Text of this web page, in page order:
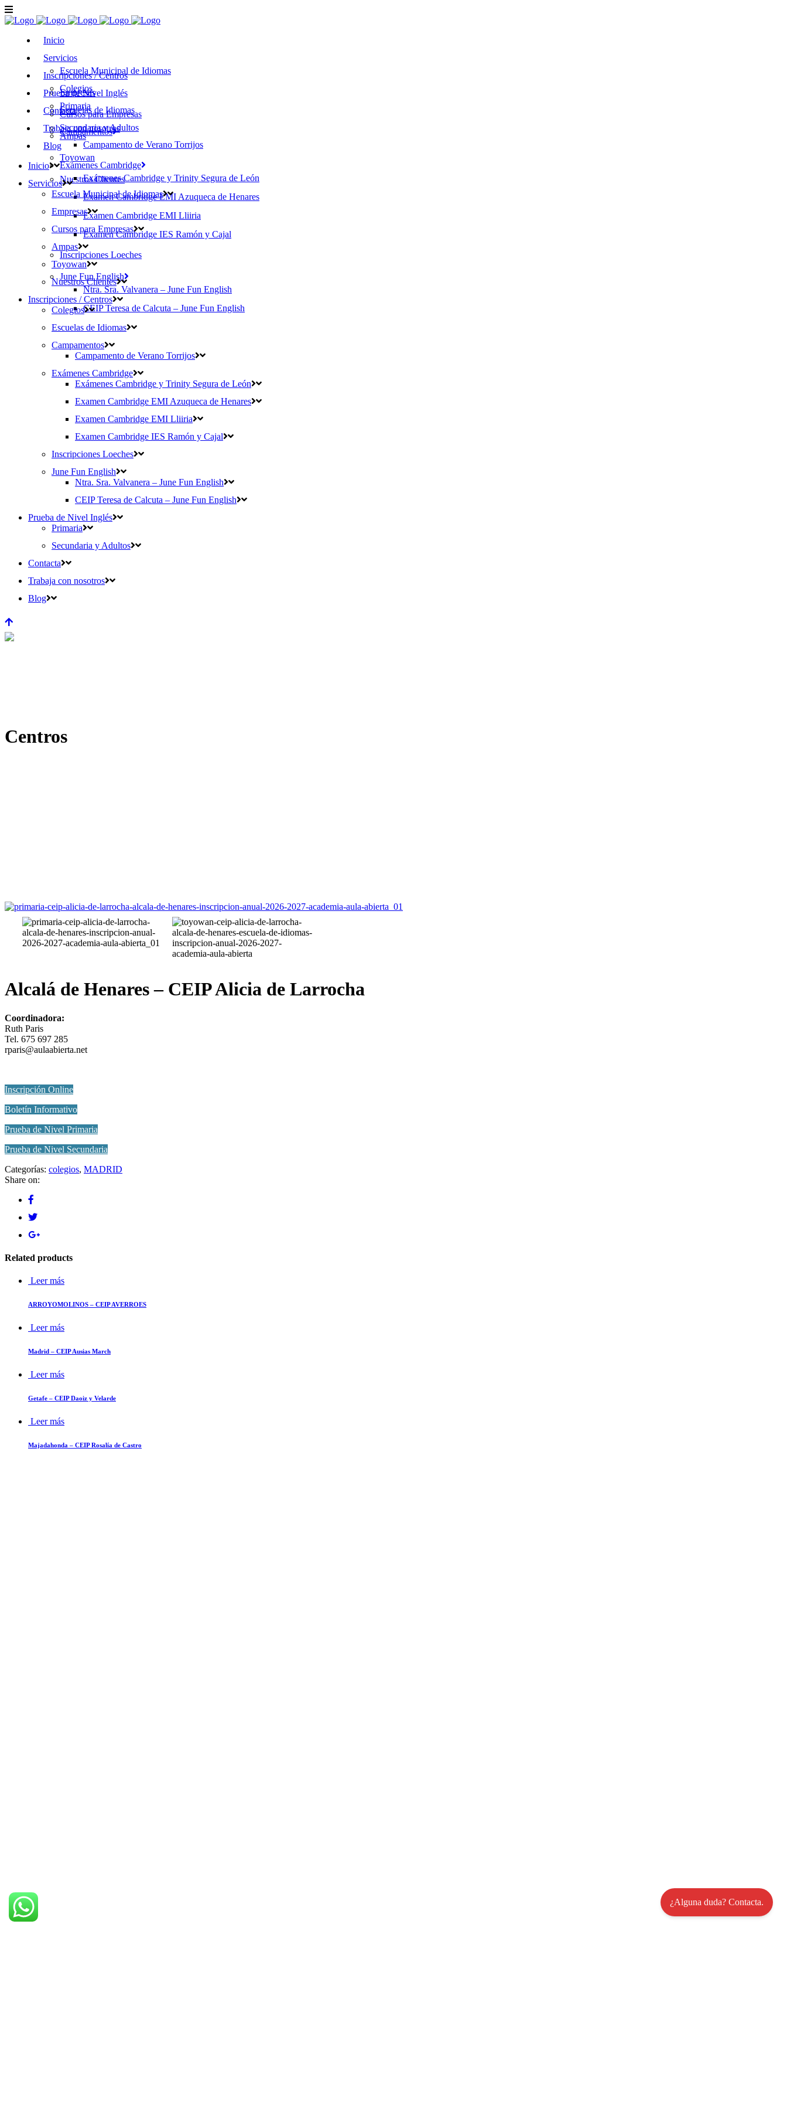
Inicio
Servicios
Escuela Municipal de Idiomas
Empresas
Cursos para Empresas
Ampas
Toyowan
Nuestros Clientes
Inscripciones / Centros
Colegios
Escuelas de Idiomas
Campamentos
Campamento de Verano Torrijos
Exámenes Cambridge
Exámenes Cambridge y Trinity Segura de León
Examen Cambridge EMI Azuqueca de Henares
Examen Cambridge EMI Lliiria
Examen Cambridge IES Ramón y Cajal
Inscripciones Loeches
June Fun English
Ntra. Sra. Valvanera – June Fun English
CEIP Teresa de Calcuta – June Fun English
Prueba de Nivel Inglés
Primaria
Secundaria y Adultos
Contacta
Trabaja con nosotros
Blog
Inicio
Servicios
Escuela Municipal de Idiomas
Empresas
Cursos para Empresas
Ampas
Toyowan
Nuestros Clientes
Inscripciones / Centros
Colegios
Escuelas de Idiomas
Campamentos
Campamento de Verano Torrijos
Exámenes Cambridge
Exámenes Cambridge y Trinity Segura de León
Examen Cambridge EMI Azuqueca de Henares
Examen Cambridge EMI Lliiria
Examen Cambridge IES Ramón y Cajal
Inscripciones Loeches
June Fun English
Ntra. Sra. Valvanera – June Fun English
CEIP Teresa de Calcuta – June Fun English
Prueba de Nivel Inglés
Primaria
Secundaria y Adultos
Contacta
Trabaja con nosotros
Blog
Centros
Alcalá de Henares – CEIP Alicia de Larrocha
Coordinadora:
Ruth Paris
Tel. 675 697 285
rparis@aulaabierta.net
Inscripción Online
Boletín Informativo
Prueba de Nivel Primaria
Prueba de Nivel Secundaria
Categorías: colegios, MADRID
Share on:
Related products
Leer más
ARROYOMOLINOS – CEIP AVERROES
Leer más
Madrid – CEIP Ausias March
Leer más
Getafe – CEIP Daoiz y Velarde
Leer más
Majadahonda – CEIP Rosalía de Castro
¿Alguna duda? Contacta.